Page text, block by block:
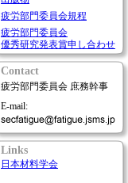
疲労部門委員会規程
疲労部門委員会
優秀研究発表賞申し合わせ
Contact
疲労部門委員会 庶務幹事
E-mail:
Links
日本材料学会